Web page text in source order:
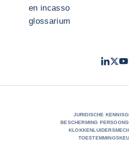
en incasso
glossarium
LinkedIn
Twitter
JURIDISCHE
BESCHERMING